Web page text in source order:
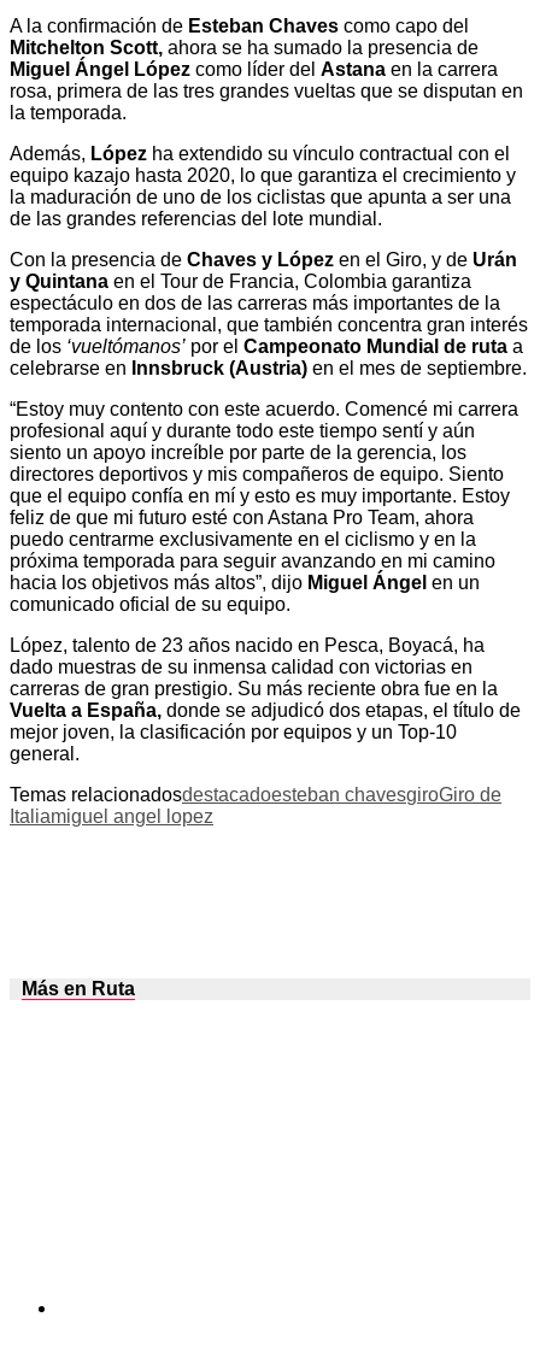
A la confirmación de Esteban Chaves como capo del
Mitchelton Scott, ahora se ha sumado la presencia de
Miguel Ángel López como líder del Astana en la carrera
rosa, primera de las tres grandes vueltas que se disputan en
la temporada.
Además, López ha extendido su vínculo contractual con el
equipo kazajo hasta 2020, lo que garantiza el crecimiento y
la maduración de uno de los ciclistas que apunta a ser una
de las grandes referencias del lote mundial.
Con la presencia de Chaves y López en el Giro, y de Urán
y Quintana en el Tour de Francia, Colombia garantiza
espectáculo en dos de las carreras más importantes de la
temporada internacional, que también concentra gran interés
de los ‘vueltómanos’ por el Campeonato Mundial de ruta a
celebrarse en Innsbruck (Austria) en el mes de septiembre.
“Estoy muy contento con este acuerdo. Comencé mi carrera
profesional aquí y durante todo este tiempo sentí y aún
siento un apoyo increíble por parte de la gerencia, los
directores deportivos y mis compañeros de equipo. Siento
que el equipo confía en mí y esto es muy importante. Estoy
feliz de que mi futuro esté con Astana Pro Team, ahora
puedo centrarme exclusivamente en el ciclismo y en la
próxima temporada para seguir avanzando en mi camino
hacia los objetivos más altos”, dijo Miguel Ángel en un
comunicado oficial de su equipo.
López, talento de 23 años nacido en Pesca, Boyacá, ha
dado muestras de su inmensa calidad con victorias en
carreras de gran prestigio. Su más reciente obra fue en la
Vuelta a España, donde se adjudicó dos etapas, el título de
mejor joven, la clasificación por equipos y un Top-10
general.
Temas relacionadosdestacadoesteban chavesgiroGiro de
Italiamiguel angel lopez
Más en Ruta